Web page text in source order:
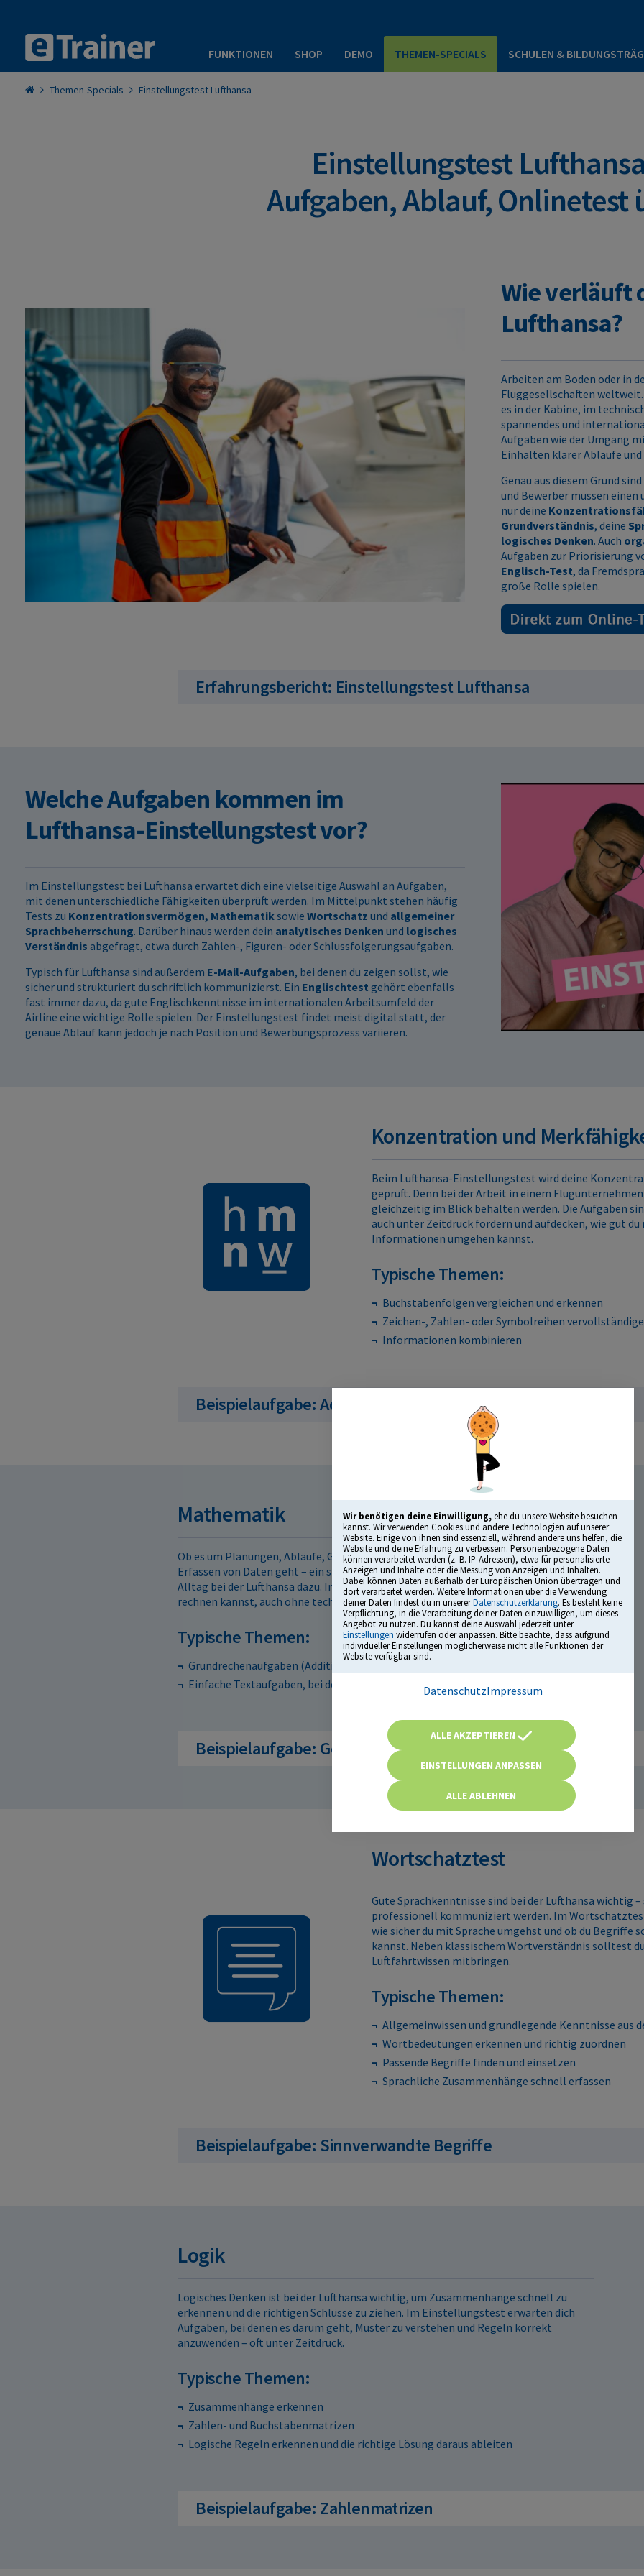
Wir benötigen deine Einwilligung,ehe du unsere Website besuchen
kannst. Wir verwenden Cookies und andere Technologien auf unserer
Website. Einige von ihnen sind essenziell, während andere uns helfen, die
Website und deine Erfahrung zu verbessern. Personenbezogene Daten
können verarbeitet werden (z. B. IP-Adressen), etwa für personalisierte
Anzeigen und Inhalte oder die Messung von Anzeigen und Inhalten.
Dabei können Daten außerhalb der Europäischen Union übertragen und
dort verarbeitet werden. Weitere Informationen über die Verwendung
deiner Daten findest du in unsererDatenschutzerklärung. Es besteht keine
Verpflichtung, in die Verarbeitung deiner Daten einzuwilligen, um dieses
Angebot zu nutzen. Du kannst deine Auswahl jederzeit unter
Einstellungen widerrufen oder anpassen. Bitte beachte, dass aufgrund
individueller Einstellungen möglicherweise nicht alle Funktionen der
Website verfügbar sind.
DatenschutzImpressum
ALLE AKZEPTIEREN
EINSTELLUNGEN ANPASSEN
ALLE ABLEHNEN
FUNKTIONEN SHOP DEMO THEMEN-SPECIALS SCHULEN &
Themen-Specials Einstellungstest Lufthansa
Einstellungstest
Aufgaben, Ablauf, Onlinetest
Wie verläuft
Lufthansa?
Arbeiten am Boden oder in
Fluggesellschaften
es in der Kabine, im
spannendes und
Aufgaben wie der Umgang
Einhalten klarer Abläufe
Genau aus diesem Grund
und Bewerber müssen
nur deine
Grundverständnis, deine
logisches Denken. Auch
Aufgaben zur Priorisierung
Englisch-Test, da
große Rolle spielen.
Erfahrungsbericht: Einstellungstest Lufthansa
Welche Aufgaben kommen im
Lufthansa-Einstellungstest vor?
Im Einstellungstest bei Lufthansa erwartet dich eine vielseitige Auswahl an Aufgaben,
mit denen unterschiedliche Fähigkeiten überprüft werden. Im Mittelpunkt stehen häufig
Tests zu Konzentrationsvermögen, Mathematiksowie Wortschatz und allgemeiner
Sprachbeherrschung. Darüber hinaus werden dein analytisches Denken und logisches
Verständnis abgefragt, etwa durch Zahlen-, Figuren- oder Schlussfolgerungsaufgaben.
Typisch für Lufthansa sind außerdem E-Mail-Aufgaben, bei denen du zeigen sollst, wie
sicher und strukturiert du schriftlich kommunizierst. Ein Englischtest gehört ebenfalls
fast immer dazu, da gute Englischkenntnisse im internationalen Arbeitsumfeld der
Airline eine wichtige Rolle spielen. Der Einstellungstest findet meist digital statt, der
genaue Ablauf kann jedoch je nach Position und Bewerbungsprozess variieren.
Konzentration und
Beim Lufthansa-Einstellungstest wird deine
geprüft. Denn bei der Arbeit in einem
gleichzeitig im Blick behalten werden. Die Aufgaben
auch unter Zeitdruck fordern und aufdecken, wie gut
Informationen umgehen kannst.
Typische Themen:
Buchstabenfolgen vergleichen und erkennen
Zeichen-, Zahlen- oder Symbolreihen
Informationen kombinieren
Beispielaufgabe: Adressen überprüfen
Mathematik
Ob es um Planungen, Abläufe, Gewichts- und Zeitberechnungen oder das schnelle
Erfassen von Daten geht – ein sicherer Umgang mit Zahlen gehört einfach zum
Alltag bei der Lufthansa dazu. Im Einstellungstest wird deshalb geprüft, wie gut du
rechnen kannst, auch ohne technische Hilfsmittel und unter Zeitdruck.
Typische Themen:
Grundrechenaufgaben (Addition, Subtraktion, Multiplikation und Division)
Einfache Textaufgaben, bei denen Zahlen richtig angewendet werden müssen
Beispielaufgabe: Gemischte Textaufgaben
Wortschatztest
Gute Sprachkenntnisse sind bei der Lufthansa wichtig
professionell kommuniziert werden. Im
wie sicher du mit Sprache umgehst und ob du Begriffe
kannst. Neben klassischem Wortverständnis solltest
Luftfahrtwissen mitbringen.
Typische Themen:
Allgemeinwissen und grundlegende Kenntnisse aus
Wortbedeutungen erkennen und richtig zuordnen
Passende Begriffe finden und einsetzen
Sprachliche Zusammenhänge schnell erfassen
Beispielaufgabe: Sinnverwandte Begriffe
Logik
Logisches Denken ist bei der Lufthansa wichtig, um Zusammenhänge schnell zu
erkennen und die richtigen Schlüsse zu ziehen. Im Einstellungstest erwarten dich
Aufgaben, bei denen es darum geht, Muster zu verstehen und Regeln korrekt
anzuwenden – oft unter Zeitdruck.
Typische Themen:
Zusammenhänge erkennen
Zahlen- und Buchstabenmatrizen
Logische Regeln erkennen und die richtige Lösung daraus ableiten
Beispielaufgabe: Zahlenmatrizen